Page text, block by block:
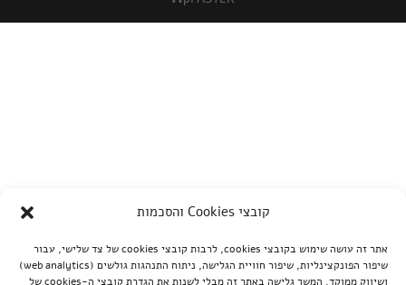
קובצי Cookies והסכמות
אתר זה עושה שימוש בקובצי cookies, לרבות קובצי cookies של צד שלישי, עבור
שיפור הפונקצינליות, שיפור חוויית הגלישה, ניתוח התנהגות גולשים (web analytics)
ושיווק ממוקד. המשך גלישה באתר זה מבלי לשנות את הגדרת קובצי ה-cookies של